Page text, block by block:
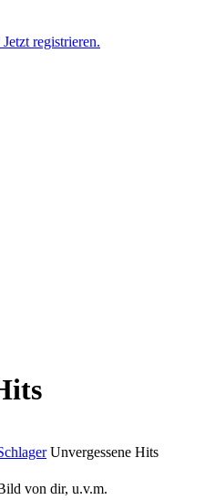
registrieren.
Unvergessene Hits
von dir, u.v.m.